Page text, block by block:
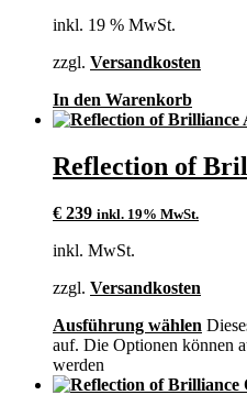
inkl. 19 % MwSt.
zzgl. Versandkosten
In den Warenkorb
Reflection of
€ 239 inkl. 19% MwSt.
inkl. MwSt.
zzgl. Versandkosten
Ausführung wählen
auf. Die Optionen können
werden